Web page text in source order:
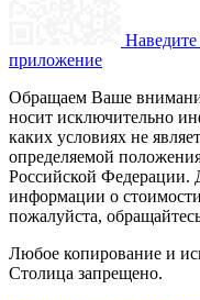
Наведите
приложение
Обращаем Ваше
носит исключительно
каких условиях не
определяемой
Российской Федерации.
информации о
пожалуйста,
Любое копирование и
Столица запрещено.